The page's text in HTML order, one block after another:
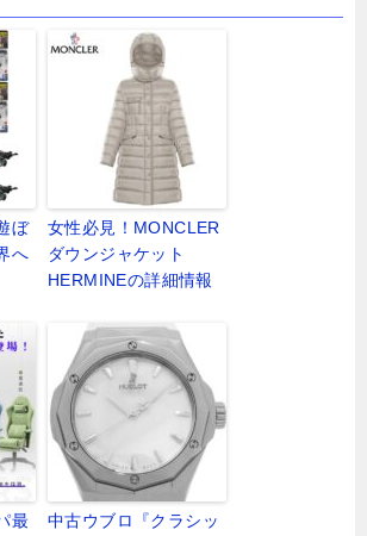
ぼ
へ
女性必見！MONCLER
ダウンジャケット
HERMINEの詳細情報
最
中古ウブロ『クラシッ